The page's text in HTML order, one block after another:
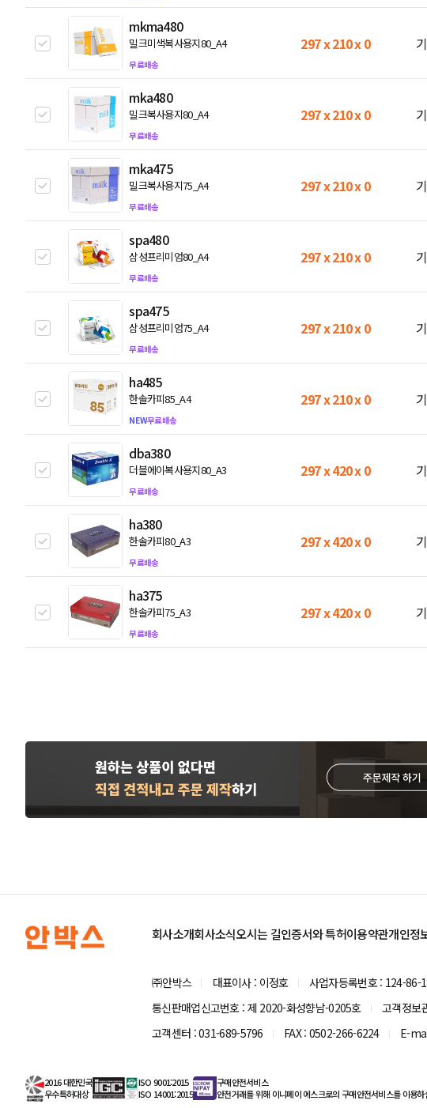
mkma480
밀크미색복사용지80_A4
무료배송
297 x 210 x 0
mka480
밀크복사용지80_A4
무료배송
297 x 210 x 0
mka475
밀크복사용지75_A4
무료배송
297 x 210 x 0
spa480
삼성프리미엄80_A4
무료배송
297 x 210 x 0
spa475
삼성프리미엄75_A4
무료배송
297 x 210 x 0
ha485
한솔카피85_A4
NEW무료배송
297 x 210 x 0
dba380
더블에이복사용지80_A3
무료배송
297 x 420 x 0
ha380
한솔카피80_A3
무료배송
297 x 420 x 0
ha375
한솔카피75_A3
무료배송
297 x 420 x 0
회사소개회사소식오시는 길인증서와 특허이용약관개인정
㈜안박스 대표이사 : 이정호
사업자등록번호 : 124-86-
통신판매업신고번호 : 제 2020-화성향남-0205호
고객정보
고객센터 : 031-689-5796
FAX : 0502-266-6224 E-
2016 대한민국
우수특허대상
ISO 9001:2015
ISO 14001:2015
구매안전서비스
안전거래를 위해 이니페이 에스크로의 구매안전서비스를 이용